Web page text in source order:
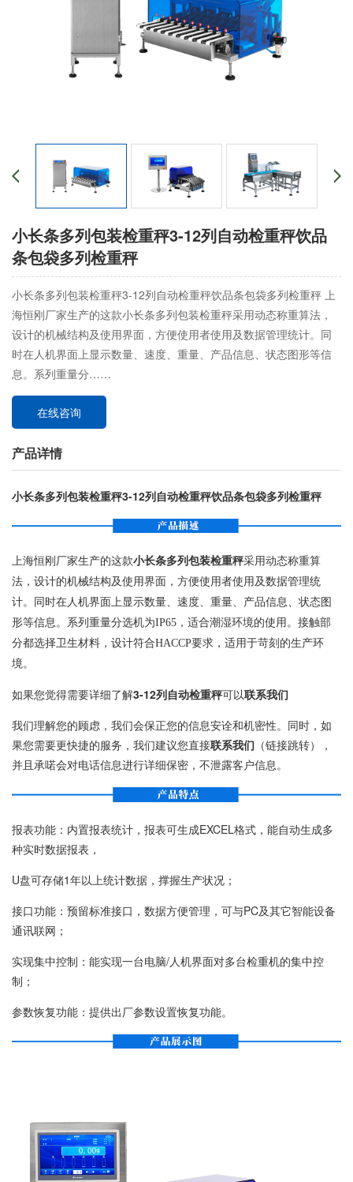
小长条多列包装检重秤3-12列自动检重秤饮品
条包袋多列检重秤
小长条多列包装检重秤3-12列自动检重秤饮品条包袋多列检重秤 上
海恒刚厂家生产的这款小长条多列包装检重秤采用动态称重算法，
设计的机械结构及使用界面，方便使用者使用及数据管理统计。同
时在人机界面上显示数量、速度、重量、产品信息、状态图形等信
息。系列重量分……
在线咨询
产品详情
小长条多列包装检重秤3-12列自动检重秤饮品条包袋多列检重秤
上海恒刚厂家生产的这款小长条多列包装检重秤采用动态称重算
法，设计的机械结构及使用界面，方便使用者使用及数据管理统
计。同时在人机界面上显示数量、速度、重量、产品信息、状态图
形等信息。系列重量分选机为IP65，适合潮湿环境的使用。接触部
分都选择卫生材料，设计符合HACCP要求，适用于苛刻的生产环
境。
如果您觉得需要详细了解3-12列自动检重秤可以联系我们
我们理解您的顾虑，我们会保正您的信息安诠和机密性。同时，如
果您需要更快捷的服务，我们建议您直接联系我们 （链接跳转），
并且承喏会对电话信息进行详细保密，不泄露客户信息。
报表功能：内置报表统计，报表可生成EXCEL格式，能自动生成多
种实时数据报表，
U盘可存储1年以上统计数据，撑握生产状况；
接口功能：预留标准接口，数据方便管理，可与PC及其它智能设备
通讯联网；
实现集中控制：能实现一台电脑/人机界面对多台检重机的集中控
制；
参数恢复功能：提供出厂参数设置恢复功能。